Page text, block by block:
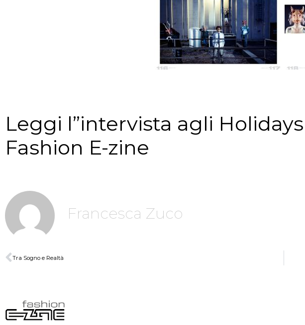
Leggi l”intervista agli
Fashion E-zine
Francesca Zuco
Tra Sogno e Realtà